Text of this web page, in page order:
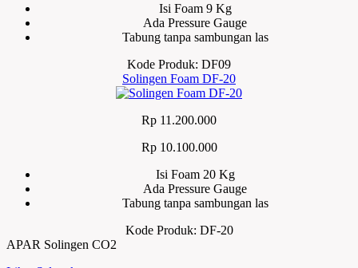
Isi Foam 9 Kg
Ada Pressure Gauge
Tabung tanpa sambungan las
Kode Produk: DF09
Solingen Foam DF-20
Rp 11.200.000
Rp 10.100.000
Isi Foam 20 Kg
Ada Pressure Gauge
Tabung tanpa sambungan las
Kode Produk: DF-20
APAR Solingen CO2